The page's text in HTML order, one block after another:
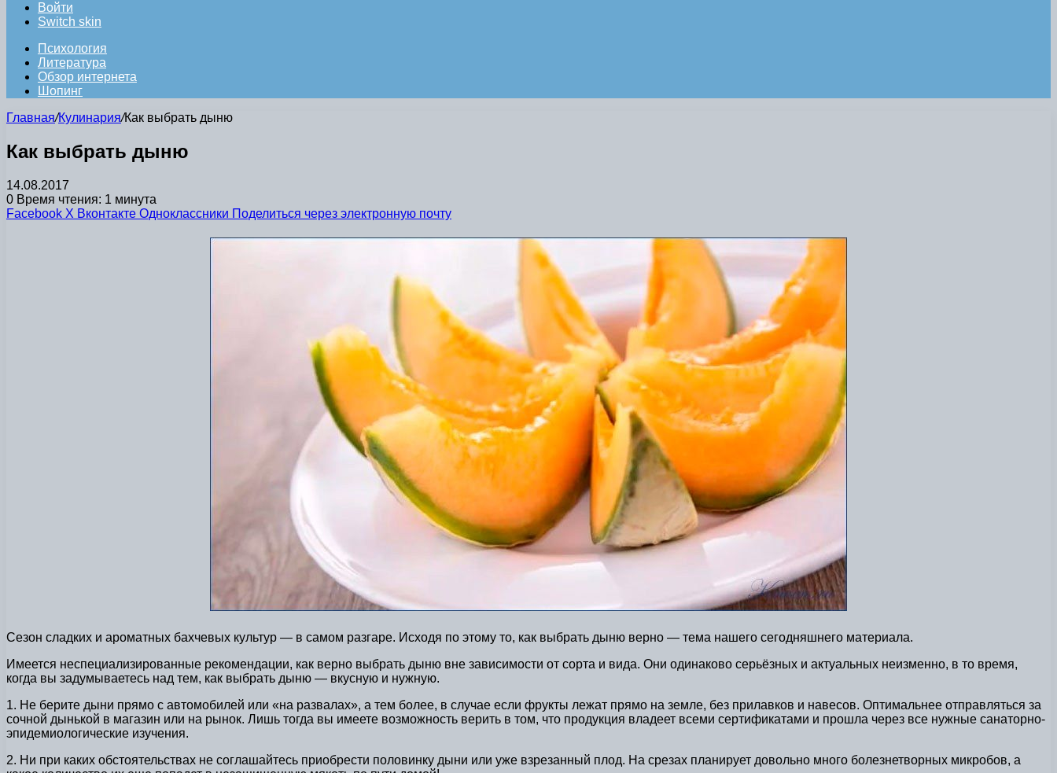
Войти
Switch skin
Психология
Литература
Обзор интернета
Шопинг
Главная/Кулинария/Как выбрать дыню
Как выбрать дыню
14.08.2017
0 Время чтения: 1 минута
Facebook X Вконтакте Одноклассники Поделиться через электронную почту
Сезон сладких и ароматных бахчевых культур — в самом разгаре. Исходя по этому то, как выбрать дыню верно — тема нашего сегодняшнего материала.
Имеется неспециализированные рекомендации, как верно выбрать дыню вне зависимости от сорта и вида. Они одинаково серьёзных и актуальных неизменно, в то время,
когда вы задумываетесь над тем, как выбрать дыню — вкусную и нужную.
1. Не берите дыни прямо с автомобилей или «на развалах», а тем более, в случае если фрукты лежат прямо на земле, без прилавков и навесов. Оптимальнее отправляться за
сочной дынькой в магазин или на рынок. Лишь тогда вы имеете возможность верить в том, что продукция владеет всеми сертификатами и прошла через все нужные санаторно-
эпидемиологические изучения.
2. Ни при каких обстоятельствах не соглашайтесь приобрести половинку дыни или уже взрезанный плод. На срезах планирует довольно много болезнетворных микробов, а